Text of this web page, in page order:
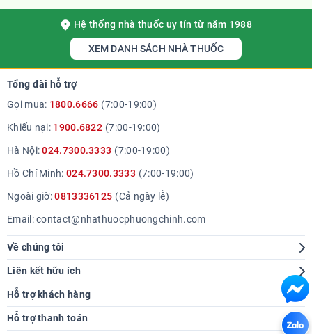
Hệ thống nhà thuốc uy tín từ năm 1988
XEM DANH SÁCH NHÀ THUỐC
Tổng đài hỗ trợ
Gọi mua: 1800.6666 (7:00-19:00)
Khiếu nại: 1900.6822 (7:00-19:00)
Hà Nội:024.7300.3333 (7:00-19:00)
Hồ Chí Minh: 024.7300.3333 (7:00-19:00)
Ngoài giờ:0813336125 (Cả ngày lễ)
Email:contact@nhathuocphuongchinh.com
Về chúng tôi
Giới thiệu
Hệ thống cửa hàng
Báo chí nói về chúng tôi
Thông tin tuyển dụng
Liên kết hữu ích
Tra cứu bệnh
Góc sức khoẻ
Hỗ trợ khách hàng
Hướng dẫn mua hàng
Chính sách giao hàng
Hỗ trợ thanh toán